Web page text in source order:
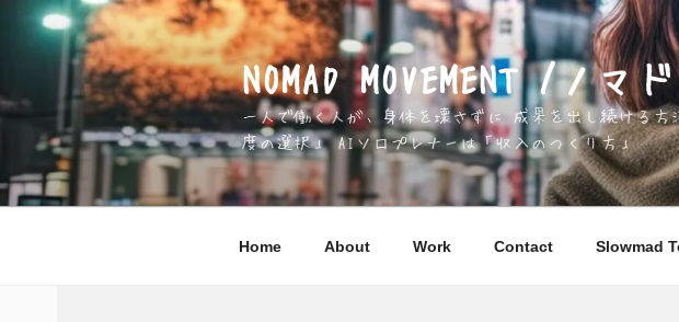
キ
NOMAD MOVEMENT /ノ
一人で働く人が、身体を壊さずに 成果を出し続ける
度の選択」 AIソロプレナーは「収入のつくり方」
Home About Work Contact Slowmad